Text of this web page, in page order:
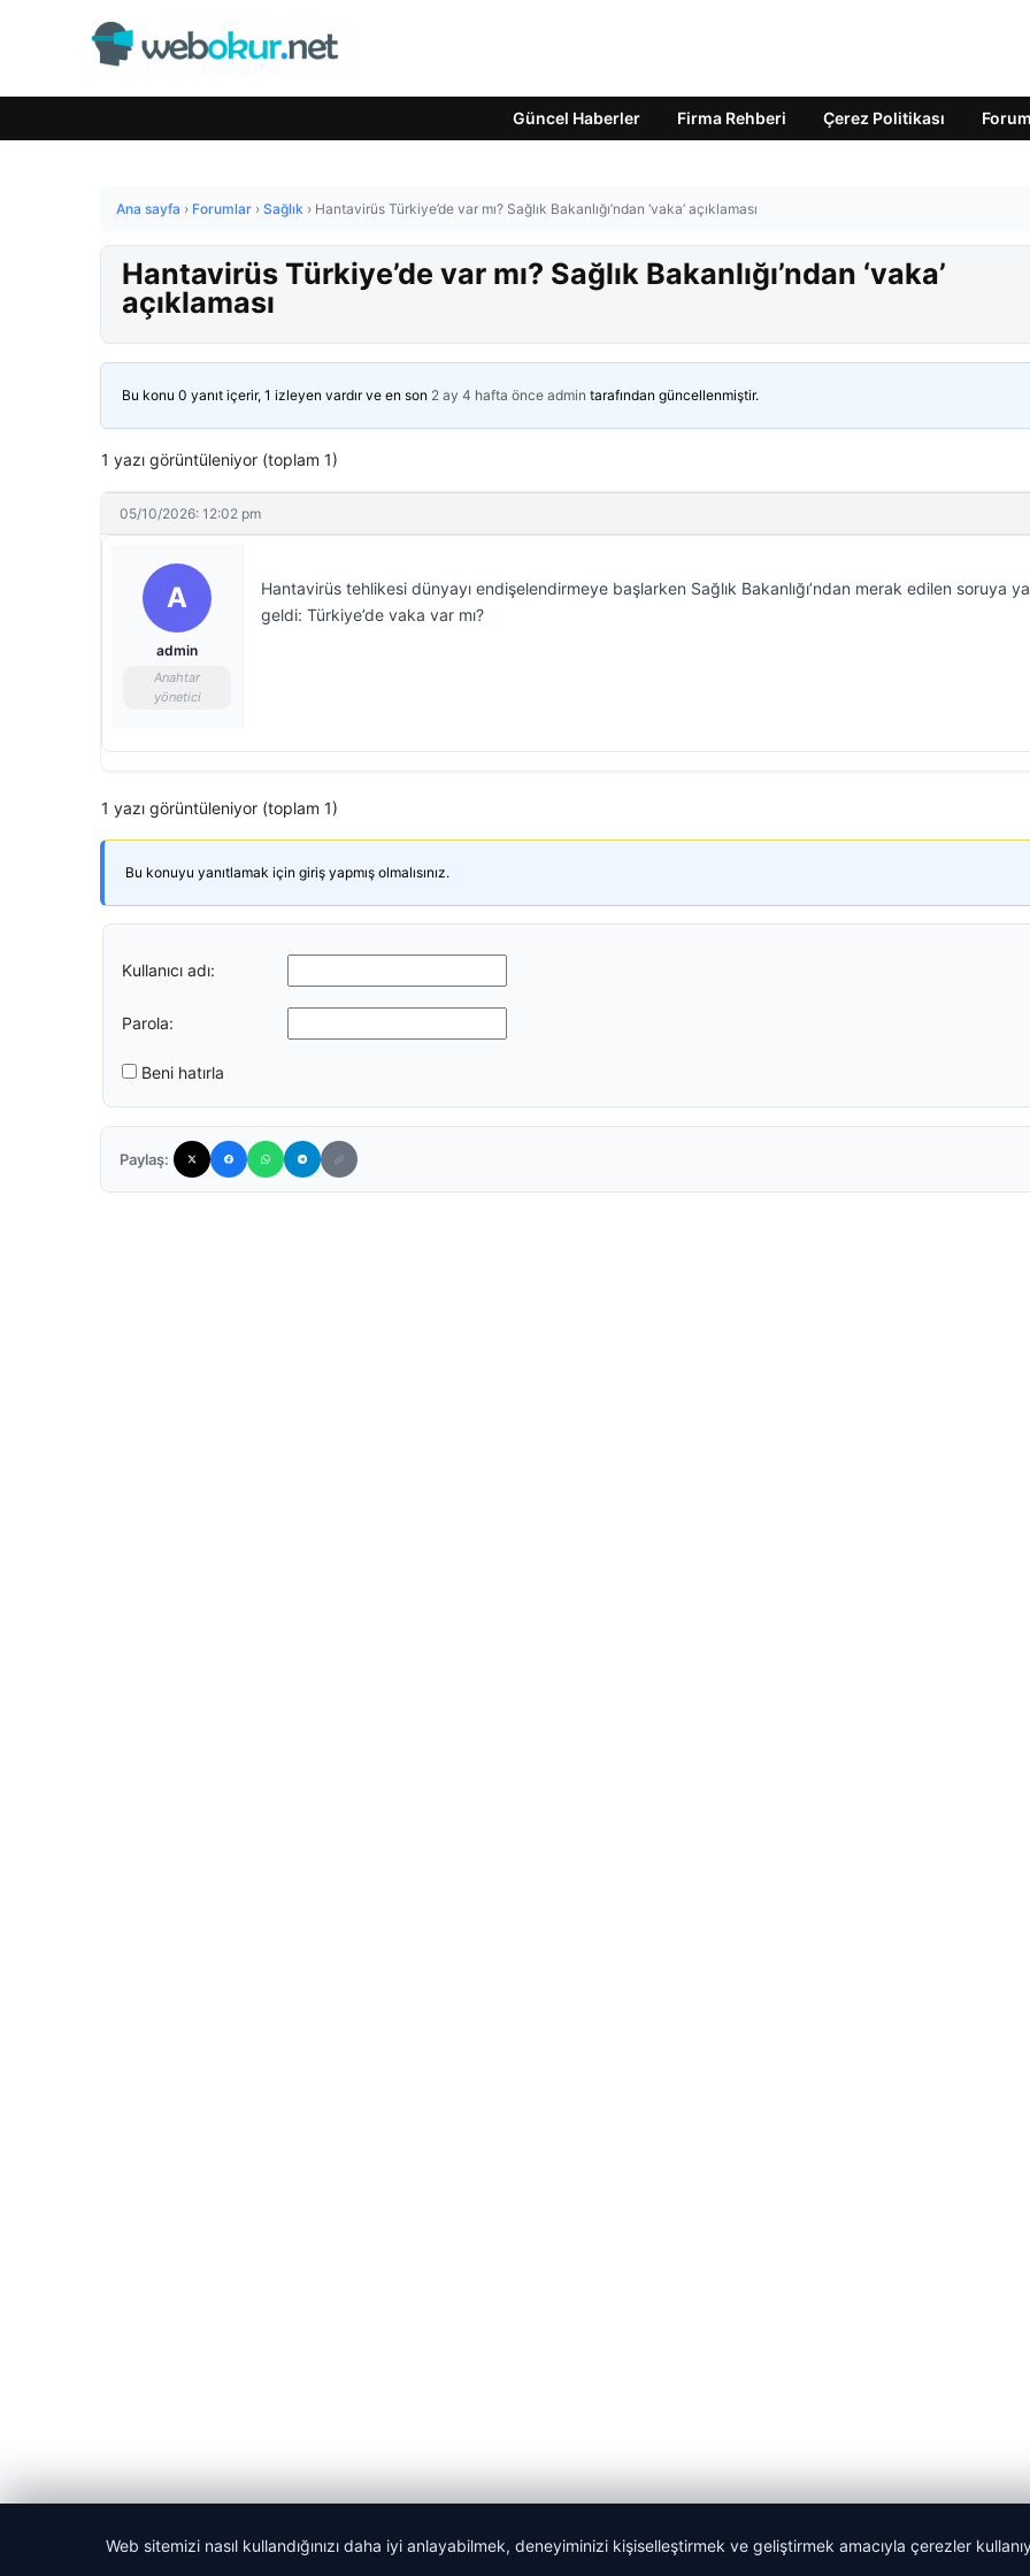
Güncel Haberler Firma Rehberi Çerez Politikası Forum
Ana sayfa › Forumlar › Sağlık › Hantavirüs Türkiye’de var mı? Sağlık Bakanlığı’ndan ‘vaka’ açıklaması
Hantavirüs Türkiye’de var mı? Sağlık Bakanlığı’ndan ‘vaka’
açıklaması
Bu konu 0 yanıt içerir, 1 izleyen vardır ve en son 2 ay 4 hafta önce admin tarafından güncellenmiştir.
1 yazı görüntüleniyor (toplam 1)
05/10/2026: 12:02 pm
A
admin
Anahtar
yönetici
Hantavirüs tehlikesi dünyayı endişelendirmeye başlarken Sağlık Bakanlığı’ndan merak edilen soruya
geldi: Türkiye’de vaka var mı?
1 yazı görüntüleniyor (toplam 1)
Bu konuyu yanıtlamak için giriş yapmış olmalısınız.
Kullanıcı adı:
Parola:
Beni hatırla
Paylaş:
© 2026 Web Okur – Güncel Haberler
Web sitemizi nasıl kullandığınızı daha iyi anlayabilmek, deneyiminizi kişiselleştirmek ve geliştirmek amacıyla çerezler